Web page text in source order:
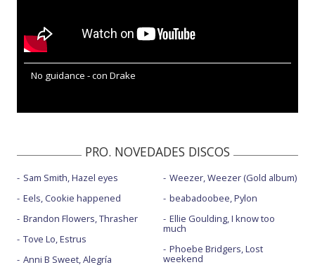
No guidance - con Drake
PRO. NOVEDADES DISCOS
Sam Smith, Hazel eyes
Eels, Cookie happened
Brandon Flowers, Thrasher
Tove Lo, Estrus
Anni B Sweet, Alegría
Weezer, Weezer (Gold album)
beabadoobee, Pylon
Ellie Goulding, I know too
much
Phoebe Bridgers, Lost
weekend